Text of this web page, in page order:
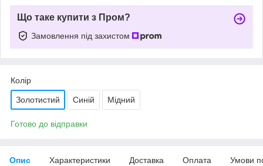
Що таке купити з Пром?
Замовлення під захистом
Колір
Золотистий Синій Мідний
Готово до відправки
Опис Характеристики Доставка Оплата Умови